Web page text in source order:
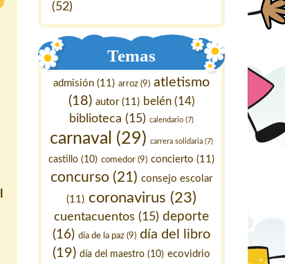
(52)
Temas
admisión (11) arroz (9) atletismo
(18) autor(11) belén(14)
biblioteca (15) calendario (7)
carnaval (29) carrera solidaria (7)
castillo (10) comedor (9) concierto (11)
concurso (21) consejo escolar
(11) coronavirus (23)
cuentacuentos (15) deporte
(16) día de la paz (9) día del libro
(19) día del maestro (10) ecovidrio